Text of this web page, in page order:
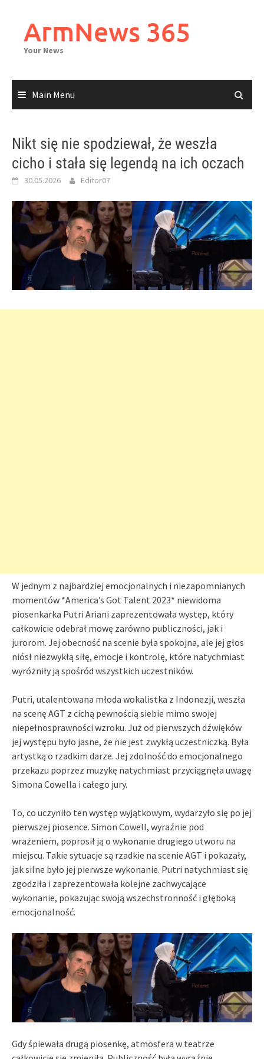
contentArmNews 365
Your News
Main Menu
Nikt się nie spodziewał, że weszła
cicho i stała się legendą na ich oczach
30.05.2026 Editor07
W jednym z najbardziej emocjonalnych i niezapomnianych
momentów *America’s Got Talent 2023* niewidoma
piosenkarka Putri Ariani zaprezentowała występ, który
całkowicie odebrał mowę zarówno publiczności, jak i
jurorom. Jej obecność na scenie była spokojna, ale jej głos
niósł niezwykłą siłę, emocje i kontrolę, które natychmiast
wyróżniły ją spośród wszystkich uczestników.
Putri, utalentowana młoda wokalistka z Indonezji, weszła
na scenę AGT z cichą pewnością siebie mimo swojej
niepełnosprawności wzroku. Już od pierwszych dźwięków
jej występu było jasne, że nie jest zwykłą uczestniczką. Była
artystką o rzadkim darze. Jej zdolność do emocjonalnego
przekazu poprzez muzykę natychmiast przyciągnęła uwagę
Simona Cowella i całego jury.
To, co uczyniło ten występ wyjątkowym, wydarzyło się po jej
pierwszej piosence. Simon Cowell, wyraźnie pod
wrażeniem, poprosił ją o wykonanie drugiego utworu na
miejscu. Takie sytuacje są rzadkie na scenie AGT i pokazały,
jak silne było jej pierwsze wykonanie. Putri natychmiast się
zgodziła i zaprezentowała kolejne zachwycające
wykonanie, pokazując swoją wszechstronność i głęboką
emocjonalność.
Gdy śpiewała drugą piosenkę, atmosfera w teatrze